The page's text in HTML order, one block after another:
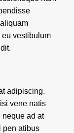
vestibulum
adipiscing.
vene natis
ad at
pen atibus